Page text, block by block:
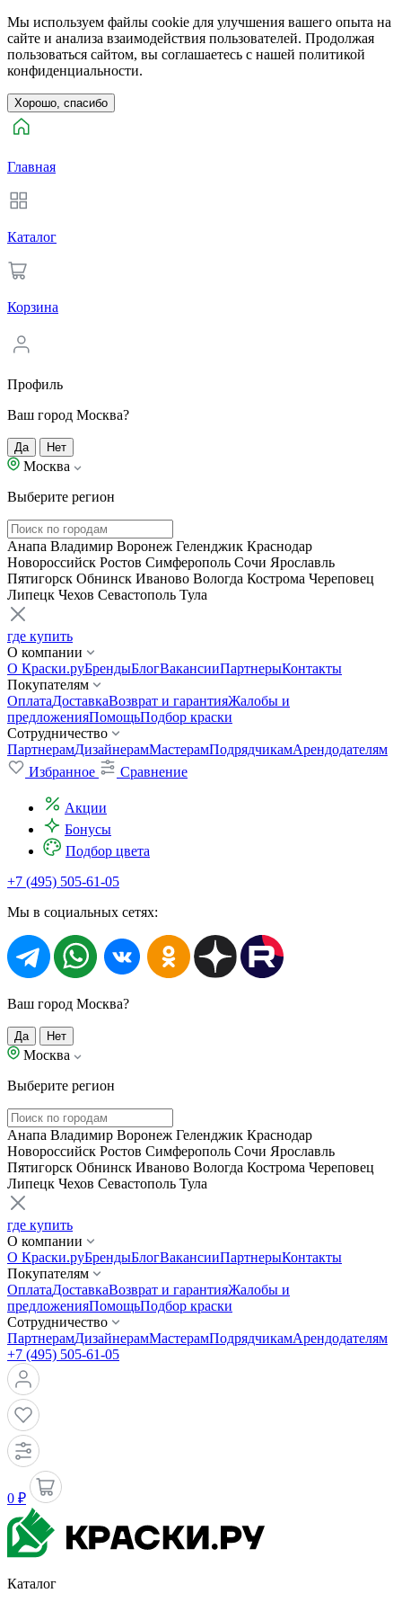
Мы используем файлы cookie для улучшения вашего опыта на
сайте и анализа взаимодействия пользователей. Продолжая
пользоваться сайтом, вы соглашаетесь с нашей политикой
конфиденциальности.
Хорошо, спасибо
Главная
Каталог
Корзина
Профиль
Ваш город Москва?
Да Нет
Москва
Выберите регион
Анапа Владимир Воронеж Геленджик Краснодар
Новороссийск Ростов Симферополь Сочи Ярославль
Пятигорск Обнинск Иваново Вологда Кострома Череповец
Липецк Чехов Севастополь Тула
где купить
О компании
О Краски.руБрендыБлогВакансииПартнерыКонтакты
Покупателям
ОплатаДоставкаВозврат и гарантияЖалобы и
предложенияПомощьПодбор краски
Сотрудничество
ПартнерамДизайнерамМастерамПодрядчикамАрендодателям
Избранное
Сравнение
Акции
Бонусы
Подбор цвета
+7 (495) 505-61-05
Мы в социальных сетях:
Ваш город Москва?
Да Нет
Москва
Выберите регион
Анапа Владимир Воронеж Геленджик Краснодар
Новороссийск Ростов Симферополь Сочи Ярославль
Пятигорск Обнинск Иваново Вологда Кострома Череповец
Липецк Чехов Севастополь Тула
где купить
О компании
О Краски.руБрендыБлогВакансииПартнерыКонтакты
Покупателям
ОплатаДоставкаВозврат и гарантияЖалобы и
предложенияПомощьПодбор краски
Сотрудничество
ПартнерамДизайнерамМастерамПодрядчикамАрендодателям
+7 (495) 505-61-05
0 ₽
Каталог